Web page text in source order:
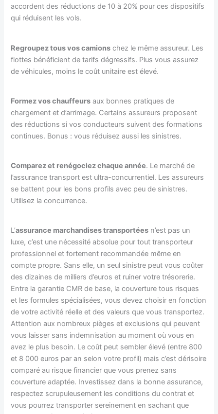
accordent des réductions de 10 à 20% pour ces dispositifs
qui réduisent les vols.
Regroupez tous vos camions chez le même assureur. Les
flottes bénéficient de tarifs dégressifs. Plus vous assurez
de véhicules, moins le coût unitaire est élevé.
Formez vos chauffeurs aux bonnes pratiques de
chargement et d’arrimage. Certains assureurs proposent
des réductions si vos conducteurs suivent des formations
continues. Bonus : vous réduisez aussi les sinistres.
Comparez et renégociez chaque année. Le marché de
l’assurance transport est ultra-concurrentiel. Les assureurs
se battent pour les bons profils avec peu de sinistres.
Utilisez la concurrence.
L’assurance marchandises transportées n’est pas un
luxe, c’est une nécessité absolue pour tout transporteur
professionnel et fortement recommandée même en
compte propre. Sans elle, un seul sinistre peut vous coûter
des dizaines de milliers d’euros et ruiner votre trésorerie.
Entre la garantie CMR de base, la couverture tous risques
et les formules spécialisées, vous devez choisir en fonction
de votre activité réelle et des valeurs que vous transportez.
Attention aux nombreux pièges et exclusions qui peuvent
vous laisser sans indemnisation au moment où vous en
avez le plus besoin. Le coût peut sembler élevé (entre 800
et 8 000 euros par an selon votre profil) mais c’est dérisoire
comparé au risque financier que vous prenez sans
couverture adaptée. Investissez dans la bonne assurance,
respectez scrupuleusement les conditions du contrat et
vous pourrez transporter sereinement en sachant que